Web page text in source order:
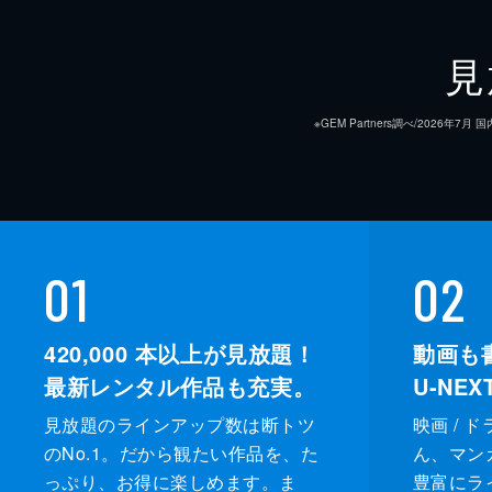
※GEM Partners調べ/2026年7⽉ 国
01
420,000 本以上が見放題！
最新レンタル作品も充実。
見放題のラインアップ数は断トツ
のNo.1。だから観たい作品を、た
っぷり、お得に楽しめます。ま
02
動画も
U-
映画 / ド
ん、マン
豊富にラ